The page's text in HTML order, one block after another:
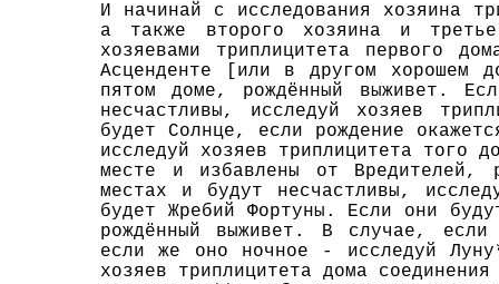
И начинай с исследования хозяина
а также второго хозяина и
хозяевами триплицитета первого
Асценденте [или в другом хорошем
пятом доме, рождённый выживет.
несчастливы, исследуй хозяев
будет Солнце, если рождение
исследуй хозяев триплицитета того
месте и избавлены от Вредителей,
местах и будут несчастливы,
будет Жребий Фортуны. Если они
рождённый выживет. В случае, если
если же оно ночное - исследуй
хозяев триплицитета дома